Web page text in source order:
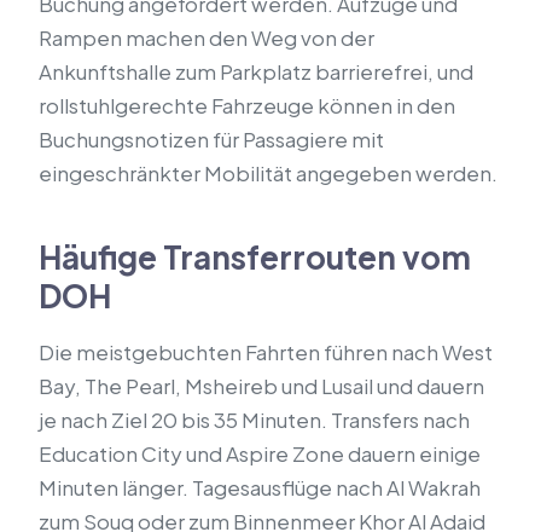
Rampen machen den Weg von der
Ankunftshalle zum Parkplatz barrierefrei, und
rollstuhlgerechte Fahrzeuge können in den
Buchungsnotizen für Passagiere mit
eingeschränkter Mobilität angegeben werden.
Häufige Transferrouten vom
DOH
Die meistgebuchten Fahrten führen nach West
Bay, The Pearl, Msheireb und Lusail und dauern
je nach Ziel 20 bis 35 Minuten. Transfers nach
Education City und Aspire Zone dauern einige
Minuten länger. Tagesausflüge nach Al Wakrah
zum Souq oder zum Binnenmeer Khor Al Adaid